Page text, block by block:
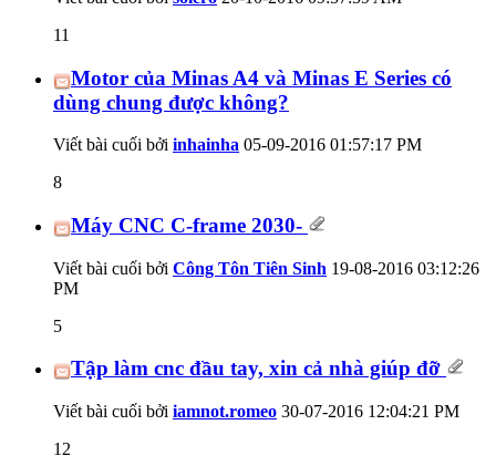
11
Motor của Minas A4 và Minas E Series có
dùng chung được không?
Viết bài cuối bởi inhainha 05-09-2016 01:57:17 PM
8
Máy CNC C-frame 2030-
Viết bài cuối bởi Công Tôn Tiên Sinh 19-08-2016 03:12:26
PM
5
Tập làm cnc đầu tay, xin cả nhà giúp đỡ
Viết bài cuối bởi iamnot.romeo 30-07-2016 12:04:21 PM
12